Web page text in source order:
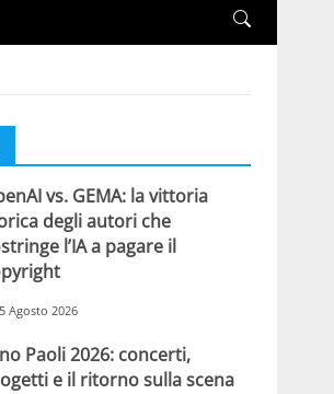
vs. GEMA: la vittoria
degli autori che
l’IA a pagare il
5 Agosto 2026
Paoli 2026: concerti,
e il ritorno sulla scena